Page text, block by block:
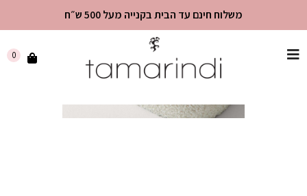
שִׂים
משלוח חינם עד הבית בקנייה מעל 500 ש״ח
0